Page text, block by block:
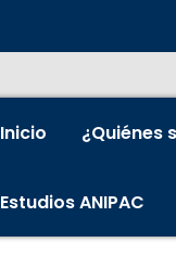
Inicio ¿Quiénes
Estudios ANIPAC